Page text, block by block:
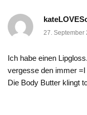
27. September
Ich habe einen
vergesse den immer =I
Die Body Butter klingt